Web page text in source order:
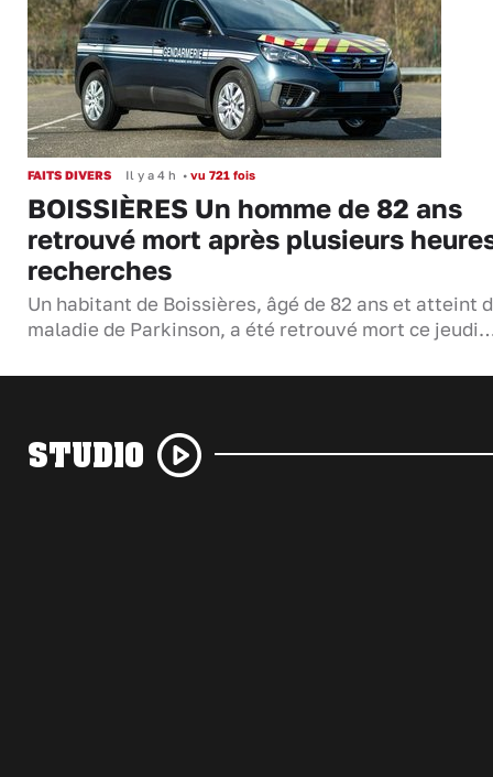
FAITS DIVERS Il y a 4 h • vu 721 fois
BOISSIÈRES Un homme de 82 ans
retrouvé mort après plusieurs
recherches
Un habitant de Boissières, âgé de 82 ans et atteint
maladie de Parkinson, a été retrouvé mort ce
STUDIO